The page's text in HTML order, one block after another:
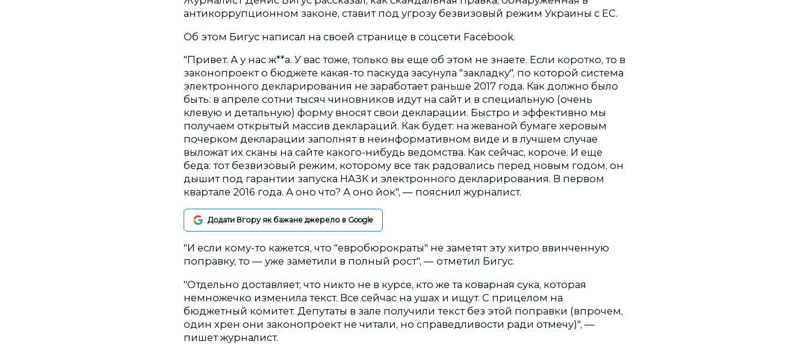
антикоррупционном законе, ставит под угрозу безвизовый режим Украины с ЕС.
Об этом Бигус написал на своей странице в соцсети Facebook.
"Привет. А у нас ж**а. У вас тоже, только вы еще об этом не знаете. Если коротко, то в
законопроект о бюджете какая-то паскуда засунула "закладку", по которой система
электронного декларирования не заработает раньше 2017 года. Как должно было
быть: в апреле сотни тысяч чиновников идут на сайт и в специальную (очень
клевую и детальную) форму вносят свои декларации. Быстро и эффективно мы
получаем открытый массив деклараций. Как будет: на жеваной бумаге херовым
почерком декларации заполнят в неинформативном виде и в лучшем случае
выложат их сканы на сайте какого-нибудь ведомства. Как сейчас, короче. И еще
беда: тот безвизовый режим, которому все так радовались перед новым годом, он
дышит под гарантии запуска НАЗК и электронного декларирования. В первом
квартале 2016 года. А оно что? А оно йок", — пояснил журналист.
Додати Вгору як бажане джерело в Google
"И если кому-то кажется, что "евробюрократы" не заметят эту хитро ввинченную
поправку, то — уже заметили в полный рост", — отметил Бигус.
"Отдельно доставляет, что никто не в курсе, кто же та коварная сука, которая
немножечко изменила текст. Все сейчас на ушах и ищут. С прицелом на
бюджетный комитет. Депутаты в зале получили текст без этой поправки (впрочем,
один хрен они законопроект не читали, но справедливости ради отмечу)", —
пишет журналист.